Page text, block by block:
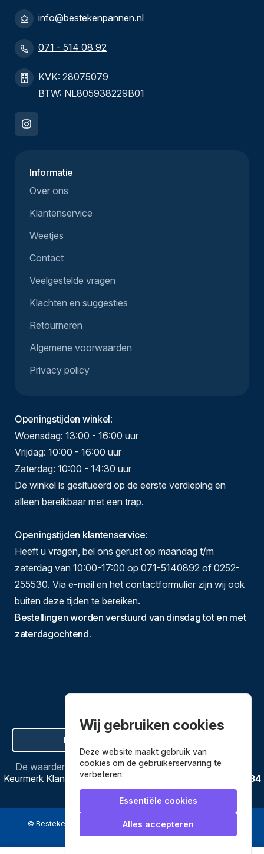
info@bestekenpannen.nl
071 - 514 08 92
KVK: 28075079
BTW: NL805938229B01
Informatie
Over ons
Klantenservice
Weetjes
Contact
Veelgestelde vragen
Klachten en suggesties
Retourneren
Algemene voorwaarden
Privacy policy
Openingstijden winkel:
Woensdag: 13:00 - 16:00 uur
Vrijdag: 10:00 - 16:00 uur
Zaterdag: 10:00 - 14:30 uur
De winkel is gesitueerd op de eerste verdieping en
alleen bereikbaar met een trap.
Openingstijden klantenservice:
Heeft u vragen, bel ons gerust op maandag t/m
zaterdag van 10:00-17:00 op 071-5140892 of 0252-
255530. Via e-mail en het contactformulier zijn wij ook
buiten deze tijden te bereiken.
Bestellingen worden verstuurd van dinsdag tot en met
zaterdagochtend.
Hier de overeenkomst ontbinden
De waardering vanBestekenpannen.nlbijWebwinkel
Keurmerk Klantbeoordelingen
3634
reviews.
© Bestekenpannen.nl 2026 een webshop van
Wij gebruiken cookies
Deze website maakt gebruik van
cookies om de gebruikerservaring te
verbeteren.
Essentiële cookies
Alles accepteren